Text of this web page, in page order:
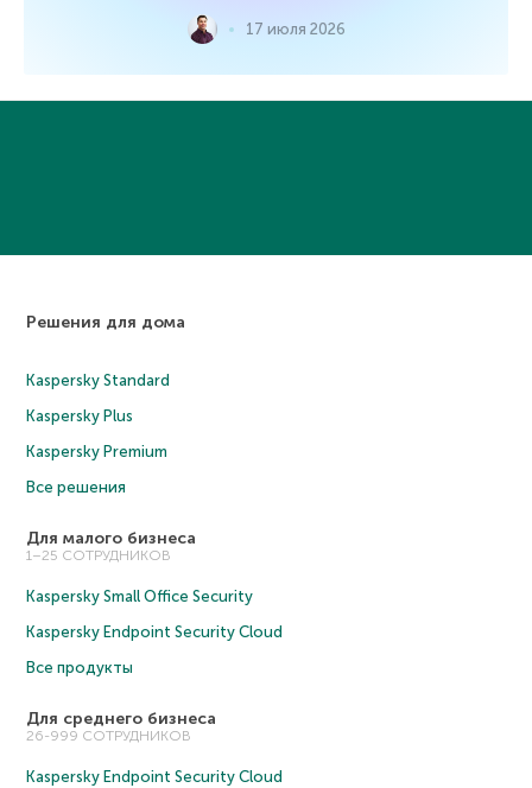
17 июля 2026
Решения для дома
Kaspersky Standard
Kaspersky Plus
Kaspersky Premium
Все решения
Для малого бизнеса
1–25 СОТРУДНИКОВ
Kaspersky Small Office Security
Kaspersky Endpoint Security Cloud
Все продукты
Для среднего бизнеса
26-999 СОТРУДНИКОВ
Kaspersky Endpoint Security Cloud